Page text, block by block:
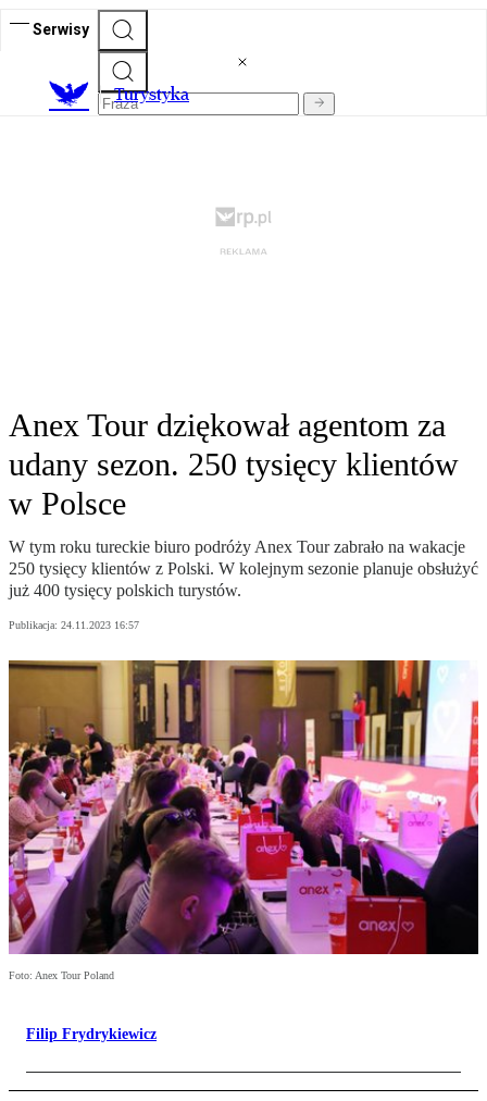
Serwisy
Turystyka
Anex Tour dziękował agentom za
udany sezon. 250 tysięcy klientów
w Polsce
W tym roku tureckie biuro podróży Anex Tour zabrało na wakacje
250 tysięcy klientów z Polski. W kolejnym sezonie planuje obsłużyć
już 400 tysięcy polskich turystów.
Publikacja: 24.11.2023 16:57
Foto: Anex Tour Poland
Filip Frydrykiewicz